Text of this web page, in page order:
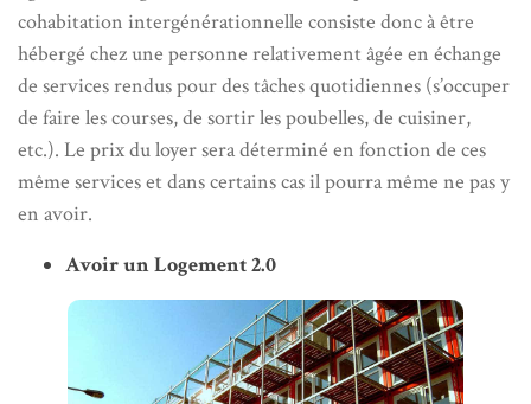
cohabitation intergénérationnelle consiste donc à être
hébergé chez une personne relativement âgée en échange
de services rendus pour des tâches quotidiennes (s’occuper
de faire les courses, de sortir les poubelles, de cuisiner,
etc.). Le prix du loyer sera déterminé en fonction de ces
même services et dans certains cas il pourra même ne pas y
en avoir.
Avoir un Logement 2.0